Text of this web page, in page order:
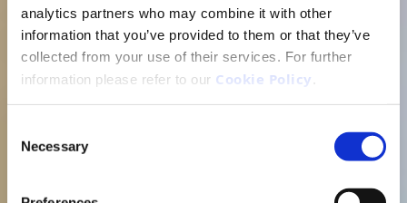
analytics partners who may combine it with other
information that you’ve provided to them or that they’ve
collected from your use of their services. For further
information please refer to our Cookie Policy .
Selection
Necessary
Βρίσκουμε λύσεις για διαταραχές που σχετίζονται
με το κεντρικό νευρικό σύστημα